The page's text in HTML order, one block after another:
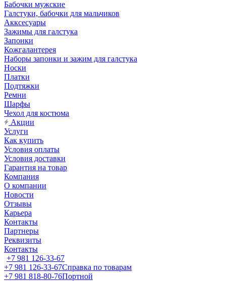
Бабочки мужские
Галстуки, бабочки для мальчиков
Акксесуары
Зажимы для галстука
Запонки
Кожгалантерея
Наборы запонки и зажим для галстука
Носки
Платки
Подтяжки
Ремни
Шарфы
Чехол для костюма
Акции
Услуги
Как купить
Условия оплаты
Условия доставки
Гарантия на товар
Компания
О компании
Новости
Отзывы
Карьера
Контакты
Партнеры
Реквизиты
Контакты
+7 981 126-33-67
+7 981 126-33-67Справка по товарам
+7 981 818-80-76Портной